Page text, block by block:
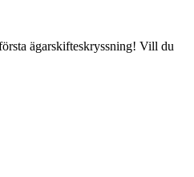
ägarskifteskryssning! Vill du